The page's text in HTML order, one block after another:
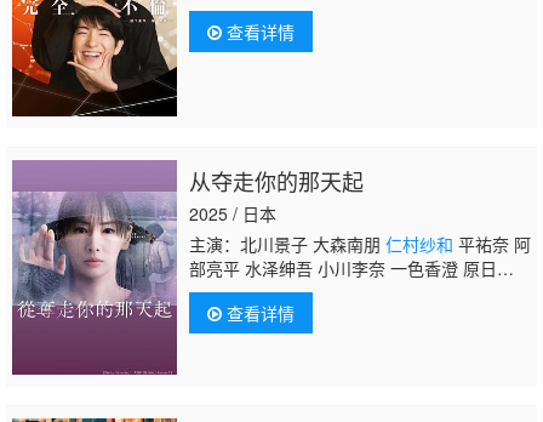
查看详情
从夺走你的那天起
2025 / 日本
主演：北川景子 大森南朋 仁村纱和 平祐奈 阿
部亮平 水泽绅吾 小川李奈 一色香澄 原日出
子 鹤田真由 中原丈雄 筒井道隆 仓田瑛茉
查看详情